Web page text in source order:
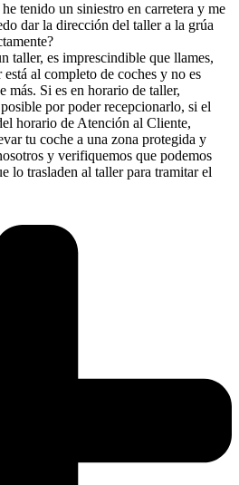
tenido un siniestro en carretera y me
dar la dirección del taller a la grúa
taller, es imprescindible que llames,
al completo de coches y no es
más. Si es en horario de taller,
por poder recepcionarlo, si el
horario de Atención al Cliente,
tu coche a una zona protegida y
y verifiquemos que podemos
lo trasladen al taller para tramitar el